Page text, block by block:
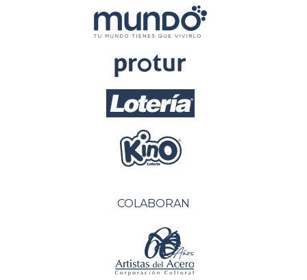
COLABORAN